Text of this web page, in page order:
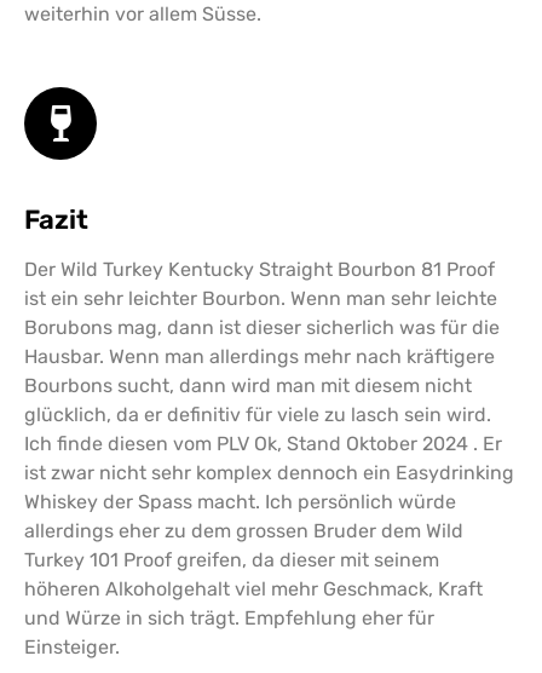
weiterhin vor allem Süsse.
Fazit
Der Wild Turkey Kentucky Straight Bourbon 81 Proof
ist ein sehr leichter Bourbon. Wenn man sehr leichte
Borubons mag, dann ist dieser sicherlich was für die
Hausbar. Wenn man allerdings mehr nach kräftigere
Bourbons sucht, dann wird man mit diesem nicht
glücklich, da er definitiv für viele zu lasch sein wird.
Ich finde diesen vom PLV Ok, Stand Oktober 2024 . Er
ist zwar nicht sehr komplex dennoch ein Easydrinking
Whiskey der Spass macht. Ich persönlich würde
allerdings eher zu dem grossen Bruder dem Wild
Turkey 101 Proof greifen, da dieser mit seinem
höheren Alkoholgehalt viel mehr Geschmack, Kraft
und Würze in sich trägt. Empfehlung eher für
Einsteiger.